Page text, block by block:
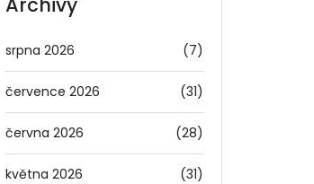
srpna 2026 (7)
července 2026 (31)
června 2026 (28)
května 2026 (31)